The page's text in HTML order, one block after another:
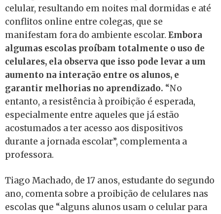
celular, resultando em noites mal dormidas e até
conflitos online entre colegas, que se
manifestam fora do ambiente escolar. Embora
algumas escolas proíbam totalmente o uso de
celulares, ela observa que isso pode levar a um
aumento na interação entre os alunos, e
garantir melhorias no aprendizado. “No
entanto, a resistência à proibição é esperada,
especialmente entre aqueles que já estão
acostumados a ter acesso aos dispositivos
durante a jornada escolar”, complementa a
professora.
Tiago Machado, de 17 anos, estudante do segundo
ano, comenta sobre a proibição de celulares nas
escolas que “alguns alunos usam o celular para